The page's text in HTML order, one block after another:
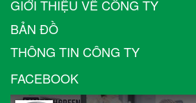
BẢN ĐỒ
THÔNG TIN CÔNG TY
FACEBOOK